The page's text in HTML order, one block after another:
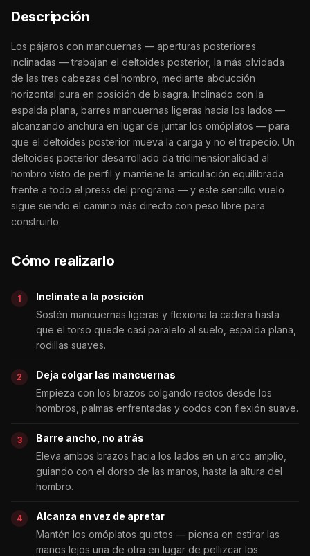
Descripción
Los pájaros con mancuernas — aperturas posteriores
inclinadas — trabajan el deltoides posterior, la más olvidada
de las tres cabezas del hombro, mediante abducción
horizontal pura en posición de bisagra. Inclinado con la
espalda plana, barres mancuernas ligeras hacia los lados —
alcanzando anchura en lugar de juntar los omóplatos — para
que el deltoides posterior mueva la carga y no el trapecio. Un
deltoides posterior desarrollado da tridimensionalidad al
hombro visto de perfil y mantiene la articulación equilibrada
frente a todo el press del programa — y este sencillo vuelo
sigue siendo el camino más directo con peso libre para
construirlo.
Cómo realizarlo
Inclínate a la posición
Sostén mancuernas ligeras y flexiona la cadera hasta
que el torso quede casi paralelo al suelo, espalda plana,
rodillas suaves.
Deja colgar las mancuernas
Empieza con los brazos colgando rectos desde los
hombros, palmas enfrentadas y codos con flexión suave.
Barre ancho, no atrás
Eleva ambos brazos hacia los lados en un arco amplio,
guiando con el dorso de las manos, hasta la altura del
hombro.
Alcanza en vez de apretar
Mantén los omóplatos quietos — piensa en estirar las
manos lejos una de otra en lugar de pellizcar los